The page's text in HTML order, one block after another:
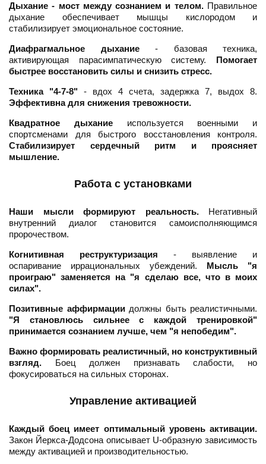
Дыхание - мост между сознанием и телом.Правильное
дыхание обеспечивает мышцы кислородом и
стабилизирует эмоциональное состояние.
Диафрагмальное дыхание- базовая техника,
активирующая парасимпатическую систему. Помогает
быстрее восстановить силы и снизить стресс.
Техника "4-7-8" - вдох 4 счета, задержка 7, выдох 8.
Эффективна для снижения тревожности.
Квадратное дыханиеиспользуется военными и
спортсменами для быстрого восстановления контроля.
Стабилизирует сердечный ритм и проясняет
мышление.
Работа с установками
Наши мысли формируют реальность.Негативный
внутренний диалог становится самоисполняющимся
пророчеством.
Когнитивная реструктуризация - выявление и
оспаривание иррациональных убеждений. Мысль "я
проиграю" заменяется на "я сделаю все, что в моих
силах".
Позитивные аффирмациидолжны быть реалистичными.
"Я становлюсь сильнее с каждой тренировкой"
принимается сознанием лучше, чем "я непобедим".
Важно формировать реалистичный, но конструктивный
взгляд. Боец должен признавать слабости, но
фокусироваться на сильных сторонах.
Управление активацией
Каждый боец имеет оптимальный уровень активации.
Закон Йеркса-Додсона описывает U-образную зависимость
между активацией и производительностью.